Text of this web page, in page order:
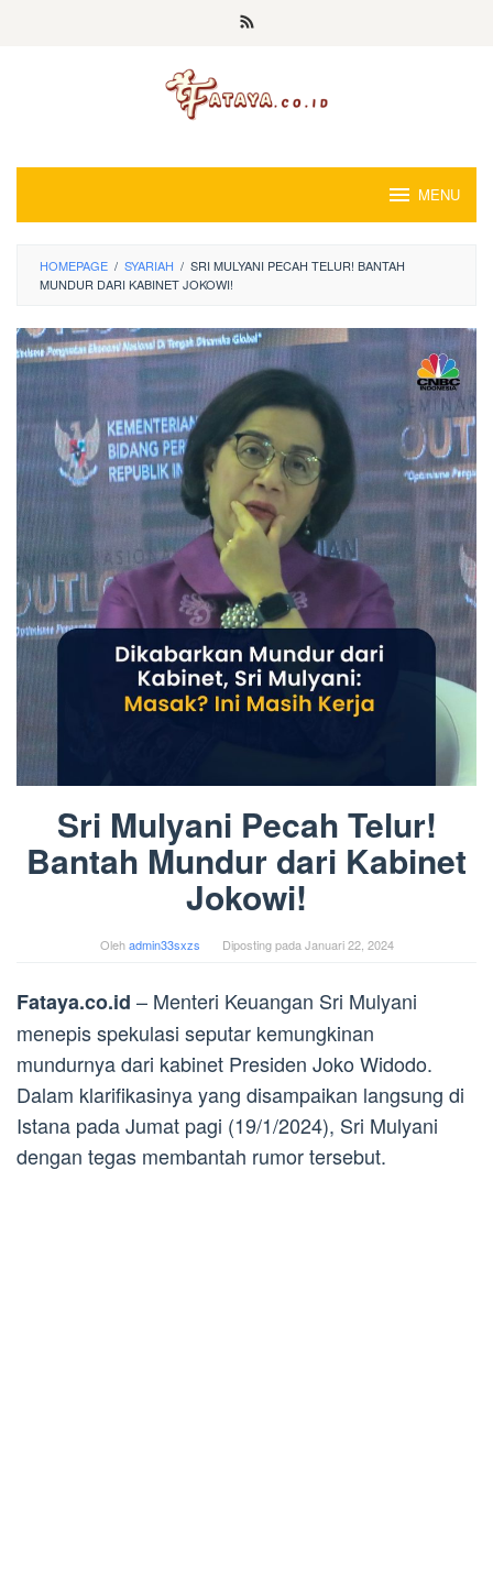
MENU
HOMEPAGE / SYARIAH / SRI MULYANI PECAH TELUR! BANTAH
MUNDUR DARI KABINET JOKOWI!
Sri Mulyani Pecah Telur!
Bantah Mundur dari Kabinet
Jokowi!
Olehadmin33sxzs Diposting padaJanuari 22, 2024
Fataya.co.id – Menteri Keuangan Sri Mulyani
menepis spekulasi seputar kemungkinan
mundurnya dari kabinet Presiden Joko Widodo.
Dalam klarifikasinya yang disampaikan langsung di
Istana pada Jumat pagi (19/1/2024), Sri Mulyani
dengan tegas membantah rumor tersebut.